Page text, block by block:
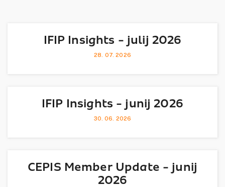
IFIP Insights - julij 2026
28. 07. 2026
IFIP Insights - junij 2026
30. 06. 2026
CEPIS Member Update - junij
2026